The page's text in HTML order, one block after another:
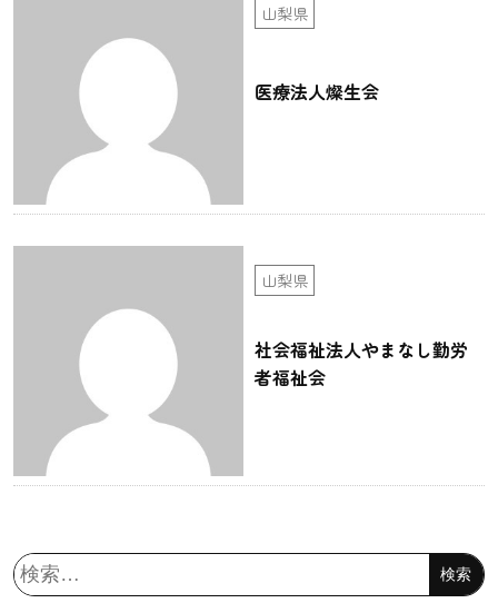
山梨県
医療法人燦生会
山梨県
社会福祉法人やまなし勤労
者福祉会
検
索: